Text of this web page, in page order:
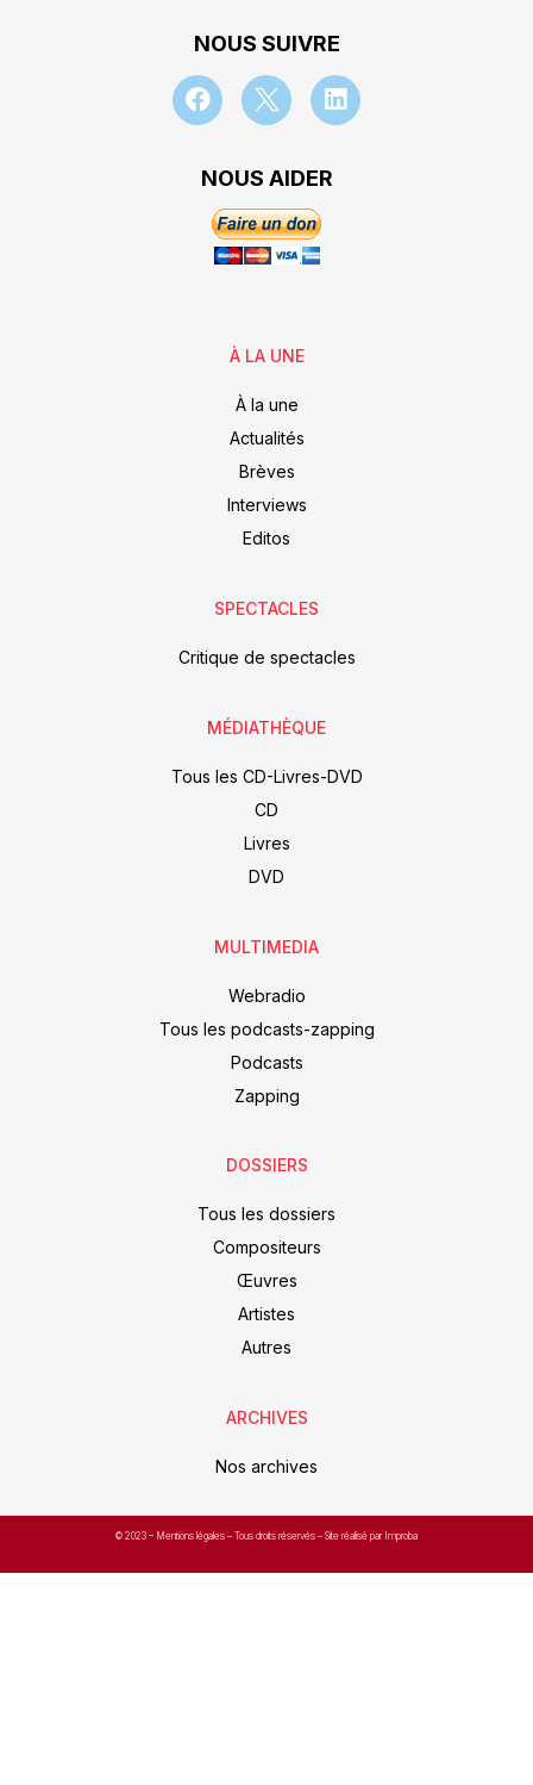
NOUS SUIVRE
NOUS AIDER
À LA UNE
À la une
Actualités
Brèves
Interviews
Editos
SPECTACLES
Critique de spectacles
MÉDIATHÈQUE
Tous les CD-Livres-DVD
CD
Livres
DVD
MULTIMEDIA
Webradio
Tous les podcasts-zapping
Podcasts
Zapping
DOSSIERS
Tous les dossiers
Compositeurs
Œuvres
Artistes
Autres
ARCHIVES
Nos archives
© 2023 – Mentions légales – Tous droits réservés – Site réalisé par Improba